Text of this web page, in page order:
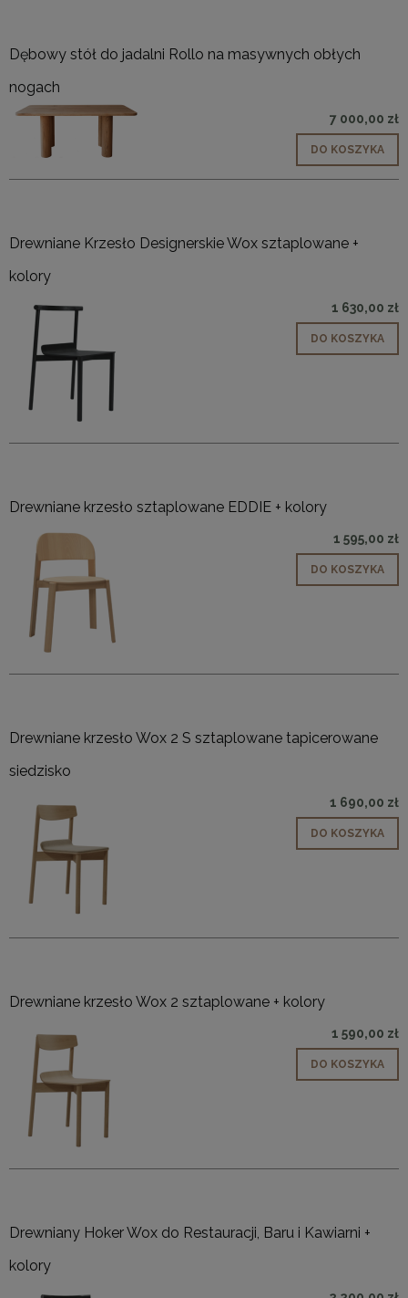
Dębowy stół do jadalni Rollo na masywnych obłych
nogach
7 000,00 zł
DO KOSZYKA
Drewniane Krzesło Designerskie Wox sztaplowane +
kolory
1 630,00 zł
DO KOSZYKA
Drewniane krzesło sztaplowane EDDIE + kolory
1 595,00 zł
DO KOSZYKA
Drewniane krzesło Wox 2 S sztaplowane tapicerowane
siedzisko
1 690,00 zł
DO KOSZYKA
Drewniane krzesło Wox 2 sztaplowane + kolory
1 590,00 zł
DO KOSZYKA
Drewniany Hoker Wox do Restauracji, Baru i Kawiarni +
kolory